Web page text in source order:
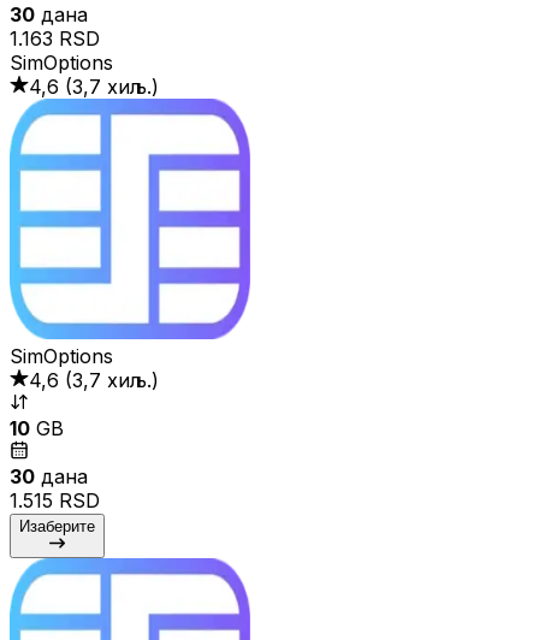
30 дана
1.163 RSD
SimOptions
4,6 (3,7 хиљ.)
SimOptions
4,6 (3,7 хиљ.)
10 GB
30 дана
1.515 RSD
Изаберите